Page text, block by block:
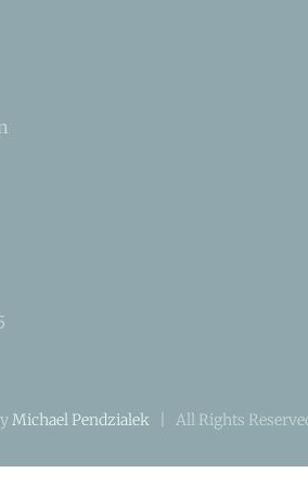
Michael Pendzialek| All Rights